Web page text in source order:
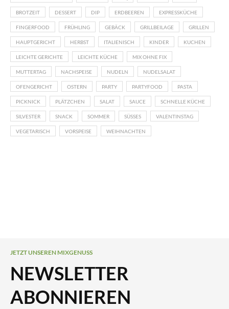
BROTZEIT DESSERT DIP ERDBEEREN EXPRESSKÜCHE
FINGERFOOD FRÜHLING GEBÄCK GRILLBEILAGE GRILLEN
HAUPTGERICHT HERBST ITALIENISCH KINDER KUCHEN
LEICHTE GERICHTE LEICHTE KÜCHE MIX OHNE FIX
MUTTERTAG NACHSPEISE NUDELN NUDELSALAT
OFENGERICHT OSTERN PARTY PARTYFOOD PASTA
PICKNICK PLÄTZCHEN SALAT SAUCE SCHNELLE KÜCHE
SILVESTER SNACK SOMMER SÜSSES VALENTINSTAG
VEGETARISCH VORSPEISE WEIHNACHTEN
JETZT UNSEREN MIXGENUSS
NEWSLETTER
ABONNIEREN